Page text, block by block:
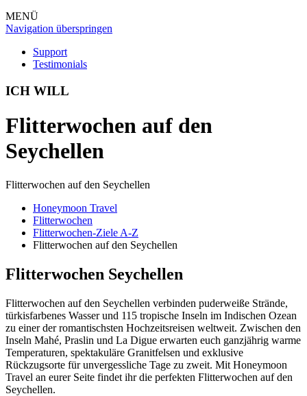
MENÜ
Navigation überspringen
Support
Testimonials
ICH WILL
Flitterwochen auf den
Seychellen
Flitterwochen auf den Seychellen
Honeymoon Travel
Flitterwochen
Flitterwochen-Ziele A-Z
Flitterwochen auf den Seychellen
Flitterwochen Seychellen
Flitterwochen auf den Seychellen verbinden puderweiße Strände,
türkisfarbenes Wasser und 115 tropische Inseln im Indischen Ozean
zu einer der romantischsten Hochzeitsreisen weltweit. Zwischen den
Inseln Mahé, Praslin und La Digue erwarten euch ganzjährig warme
Temperaturen, spektakuläre Granitfelsen und exklusive
Rückzugsorte für unvergessliche Tage zu zweit. Mit Honeymoon
Travel an eurer Seite findet ihr die perfekten Flitterwochen auf den
Seychellen.